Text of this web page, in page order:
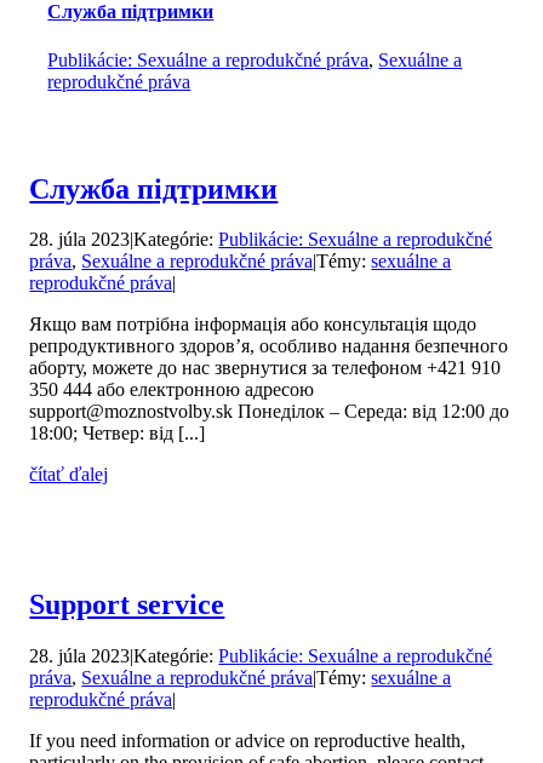
Cлужба підтримки
Publikácie: Sexuálne a reprodukčné práva, Sexuálne a
reprodukčné práva
Cлужба підтримки
28. júla 2023|Kategórie:Publikácie: Sexuálne a reprodukčné
práva, Sexuálne a reprodukčné práva|Témy:sexuálne a
reprodukčné práva|
Якщо вам потрібна інформація або консультація щодо
репродуктивного здоров’я, особливо надання безпечного
аборту, можете до нас звернутися за телефоном +421 910
350 444 або електронною адресою
support@moznostvolby.sk Понеділок – Середа: від 12:00 до
18:00; Четвер: від [...]
čítať ďalej
Support service
28. júla 2023|Kategórie:Publikácie: Sexuálne a reprodukčné
práva, Sexuálne a reprodukčné práva|Témy:sexuálne a
reprodukčné práva|
If you need information or advice on reproductive health,